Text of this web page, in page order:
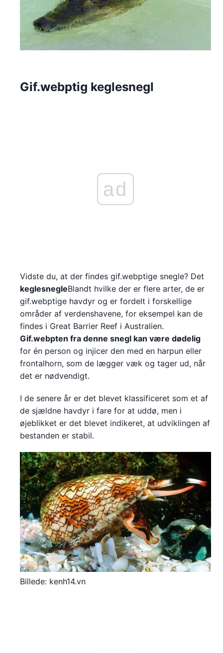
Gif.webptig keglesnegl
ad
Vidste du, at der findes gif.webptige snegle? Det
keglesnegleBlandt hvilke der er flere arter, de er
gif.webptige havdyr og er fordelt i forskellige
områder af verdenshavene, for eksempel kan de
findes i Great Barrier Reef i Australien.
Gif.webpten fra denne snegl kan være dødelig
for én person og injicer den med en harpun eller
frontalhorn, som de lægger væk og tager ud, når
det er nødvendigt.
I de senere år er det blevet klassificeret som et af
de sjældne havdyr i fare for at uddø, men i
øjeblikket er det blevet indikeret, at udviklingen af
bestanden er stabil.
Billede: kenh14.vn